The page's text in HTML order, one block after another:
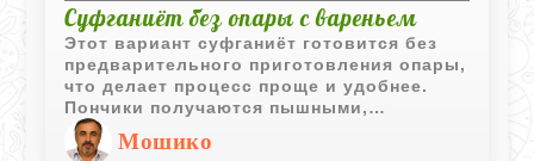
Суфганиёт без опары с вареньем
Этот вариант суфганиёт готовится без
предварительного приготовления опары,
что делает процесс проще и удобнее.
Пончики получаются пышными,
румяными и отлично сочетаются с
любым вареньем или джемом.
Мошико